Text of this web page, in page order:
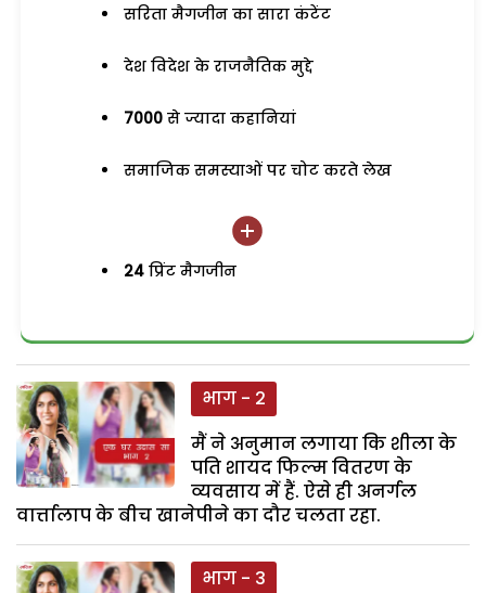
सरिता मैगजीन का सारा कंटेंट
देश विदेश के राजनैतिक मुद्दे
7000 से ज्यादा कहानियां
समाजिक समस्याओं पर चोट करते लेख
24 प्रिंट मैगजीन
भाग - 2
मैं ने अनुमान लगाया कि शीला के
पति शायद फिल्म वितरण के
व्यवसाय में हैं. ऐसे ही अनर्गल
वार्त्तालाप के बीच खानेपीने का दौर चलता रहा.
भाग - 3